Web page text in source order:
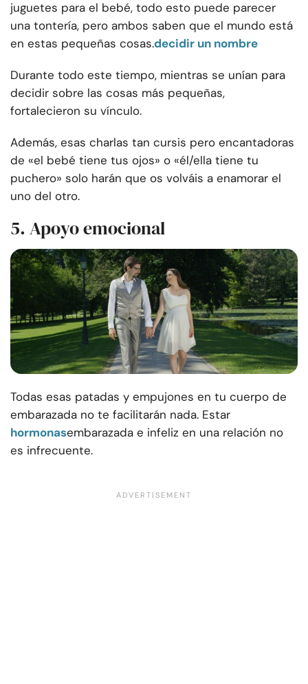
juguetes para el bebé, todo esto puede parecer
una tontería, pero ambos saben que el mundo está
en estas pequeñas cosas.decidir un nombre
Durante todo este tiempo, mientras se unían para
decidir sobre las cosas más pequeñas,
fortalecieron su vínculo.
Además, esas charlas tan cursis pero encantadoras
de «el bebé tiene tus ojos» o «él/ella tiene tu
puchero» solo harán que os volváis a enamorar el
uno del otro.
5. Apoyo emocional
Todas esas patadas y empujones en tu cuerpo de
embarazada no te facilitarán nada. Estar
hormonasembarazada e infeliz en una relación no
es infrecuente.